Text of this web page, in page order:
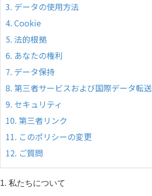
3. データの使用方法
4. Cookie
5. 法的根拠
6. あなたの権利
7. データ保持
8. 第三者サービスおよび国際データ転送
9. セキュリティ
10. 第三者リンク
11. このポリシーの変更
12. ご質問
1. 私たちについて